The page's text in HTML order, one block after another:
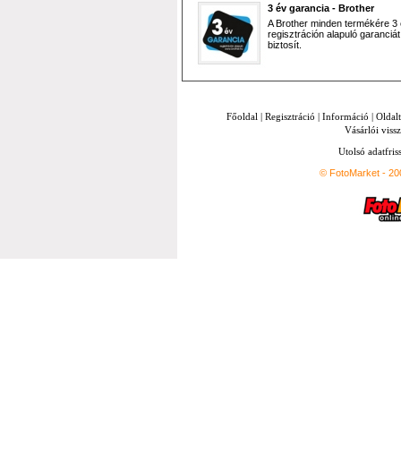
3 év garancia - Brother
A Brother minden termékére 3
regisztráción alapuló garanciát
biztosít.
Főoldal | Regisztráció | Információ |
Vásárlói
Utolsó
© FotoMarket -